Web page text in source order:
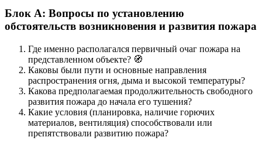
Блок А: Вопросы по установлению
обстоятельств возникновения и развития пожара
Где именно располагался первичный очаг пожара на
представленном объекте? 🧭
Каковы были пути и основные направления
распространения огня, дыма и высокой температуры?
Какова предполагаемая продолжительность свободного
развития пожара до начала его тушения?
Какие условия (планировка, наличие горючих
материалов, вентиляция) способствовали или
препятствовали развитию пожара?